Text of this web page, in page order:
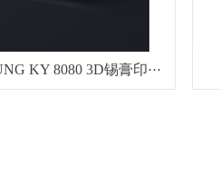
KY 8080 3D锡膏印···